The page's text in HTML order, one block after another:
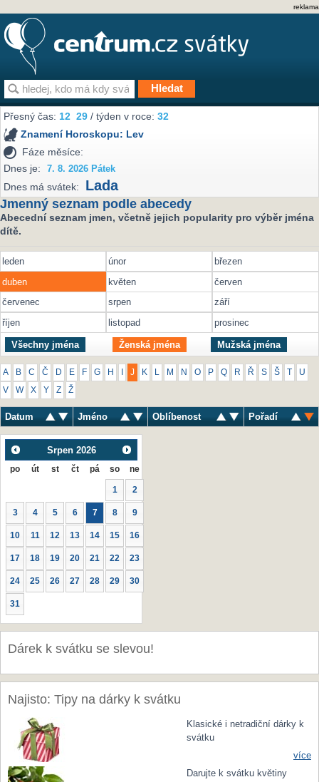
reklama
Přesný čas:12 29 / týden v roce:32
Znamení Horoskopu: Lev
Fáze měsíce:
Dnes je:
7. 8. 2026 Pátek
Dnes má svátek: Lada
Jmenný seznam podle abecedy
Abecední seznam jmen, včetně jejich popularity pro výběr jména
dítě.
leden únor
březen
duben
květen
červen
červenec
srpen
září
říjen
listopad prosinec
Všechny jména Ženská jména Mužská jména
A B C Č D E F G H J K M N O P Q R Ř S Š U
V W X Y Z Ž
Datum Jméno Oblíbenost Pořadí
Srpen 2026
po út st čt pá so ne
1 2
3 4 5 6 7 8 9
10 11 12 13 14 15 16
17 18 19 20 21 22 23
24 25 26 27 28 29 30
31
Dárek k svátku se slevou!
Najisto: Tipy na dárky k svátku
Klasické i netradiční dárky k
svátku
více
Darujte k svátku květiny